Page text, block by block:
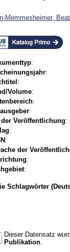
Memmesheimer,
:
:
:
Volume:
:
:
Veröffentlichung:
:
:
der
:
:
Schlagwörter
Dieser Datensatz
Publikation